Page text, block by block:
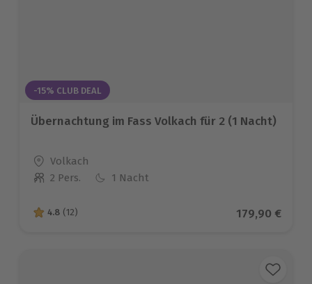
-15% CLUB DEAL
Übernachtung im Fass Volkach für 2 (1 Nacht)
Standort
Volkach
Anzahl der Teilnehmer
2 Pers. 1 Nacht
4.8 von 5 Sternen basierend auf 12 Bewertungen
4.8 (12) Aktueller
179,90 €